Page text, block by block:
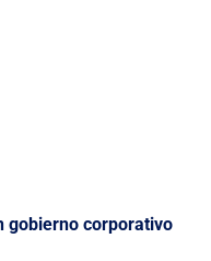
gobierno corporativo